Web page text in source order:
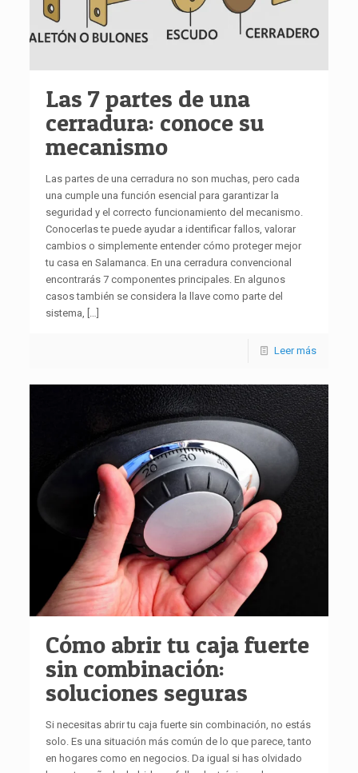
Las 7 partes de una
cerradura: conoce su
mecanismo
Las partes de una cerradura no son muchas, pero cada
una cumple una función esencial para garantizar la
seguridad y el correcto funcionamiento del mecanismo.
Conocerlas te puede ayudar a identificar fallos, valorar
cambios o simplemente entender cómo proteger mejor
tu casa en Salamanca. En una cerradura convencional
encontrarás 7 componentes principales. En algunos
casos también se considera la llave como parte del
sistema, […]
Leer más
Cómo abrir tu caja fuerte
sin combinación:
soluciones seguras
Si necesitas abrir tu caja fuerte sin combinación, no estás
solo. Es una situación más común de lo que parece, tanto
en hogares como en negocios. Da igual si has olvidado